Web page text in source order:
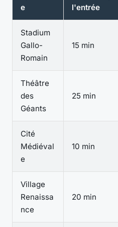
e
l'entrée
Stadium
Gallo-
Romain
15 min
Théâtre
des
Géants
25 min
Cité
Médiéval
e
10 min
Village
Renaissa
nce
20 min